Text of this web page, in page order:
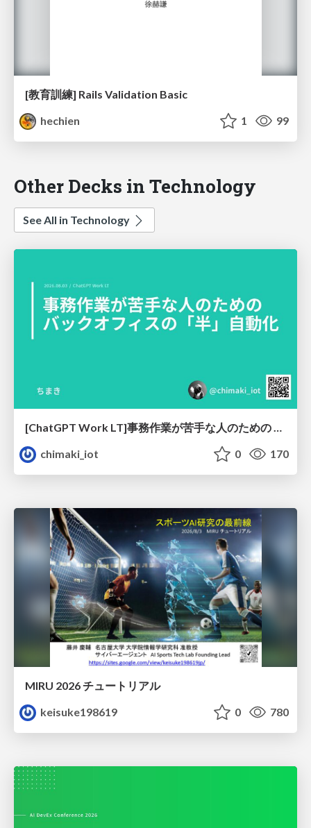
[教育訓練] Rails Validation Basic
hechien
1 99
Other Decks in Technology
See All in Technology
chimaki_iot
0 170
MIRU 2026 チュートリアル
keisuke198619
0 780